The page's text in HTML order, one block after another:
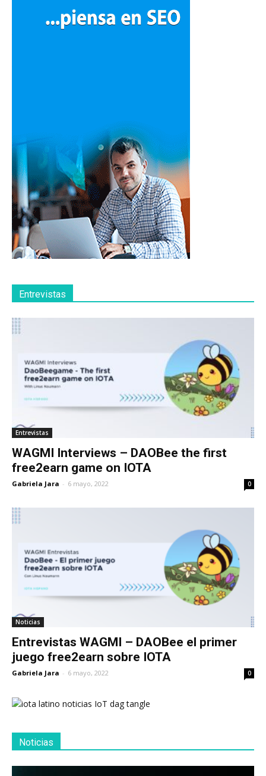
Entrevistas
Entrevistas
WAGMI Interviews – DAOBee the first
free2earn game on IOTA
Gabriela Jara - 6 mayo, 2022 0
Noticias
Entrevistas WAGMI – DAOBee el primer
juego free2earn sobre IOTA
Gabriela Jara - 6 mayo, 2022 0
Noticias